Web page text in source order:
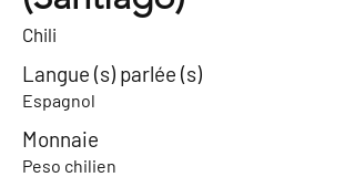
Chili
Langue (s) parlée (s)
Espagnol
Monnaie
Peso chilien